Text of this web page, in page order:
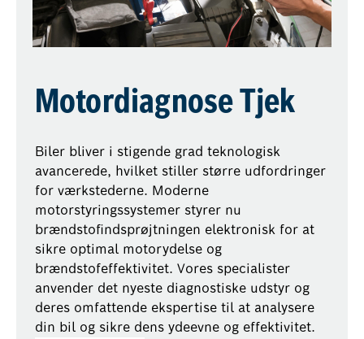
Motordiagnose Tjek
Biler bliver i stigende grad teknologisk
avancerede, hvilket stiller større udfordringer
for værkstederne. Moderne
motorstyringssystemer styrer nu
brændstofindsprøjtningen elektronisk for at
sikre optimal motorydelse og
brændstofeffektivitet. Vores specialister
anvender det nyeste diagnostiske udstyr og
deres omfattende ekspertise til at analysere
din bil og sikre dens ydeevne og effektivitet.